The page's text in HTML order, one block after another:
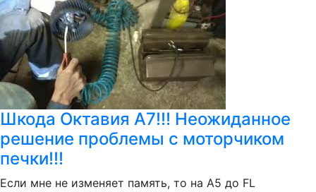
Шкода Октавия А7!!! Неожиданное
решение проблемы с моторчиком
печки!!!
Если мне не изменяет память, то на А5 до FL